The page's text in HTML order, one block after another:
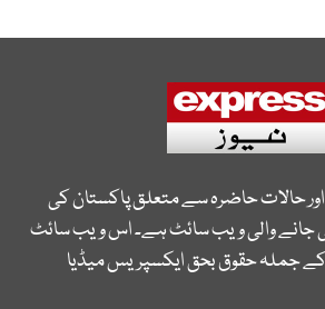
حالات حاضرہ سے متعلق پاکستان کی
جانے والی ویب سائٹ ہے۔ اس ویب سائٹ
کے جملہ حقوق بحق ایکسپریس میڈیا